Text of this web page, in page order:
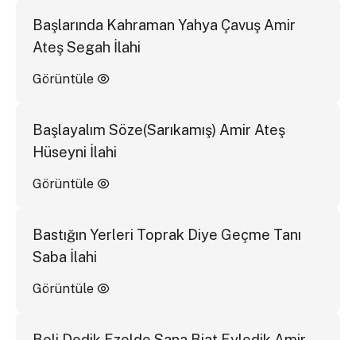
Başlarında Kahraman Yahya Çavuş Amir
Ateş Segah İlahi
Görüntüle
Başlayalım Söze(Sarıkamış) Amir Ateş
Hüseyni İlahi
Görüntüle
Bastığın Yerleri Toprak Diye Geçme Tanı
Saba İlahi
Görüntüle